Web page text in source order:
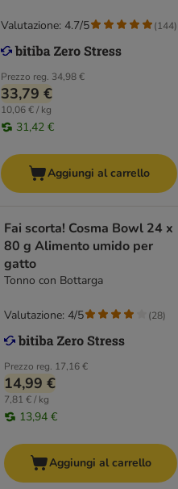
Prezzo reg. 34,98 €
33,79 €
10,06 € / kg
31,42 €
Valutazione: 4.7/5 (144)
Aggiungi al carrello
Fai scorta! Cosma Bowl 24 x
80 g Alimento umido per
gatto
Tonno con Bottarga
Prezzo reg. 17,16 €
14,99 €
7,81 € / kg
13,94 €
Valutazione: 4/5 (28)
Aggiungi al carrello